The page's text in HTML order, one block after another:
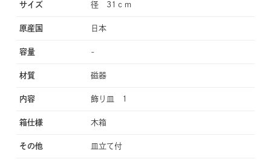
サイズ 径 31ｃｍ
原産国 日本
容量 -
材質 磁器
内容 飾り皿 1
箱仕様 木箱
その他 皿立て付